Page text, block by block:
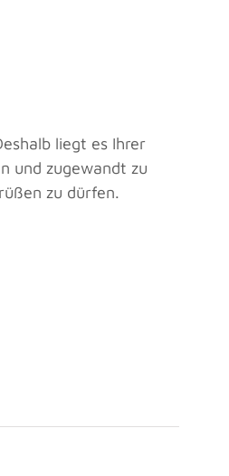
liegt es Ihrer
und zugewandt zu
zu dürfen.